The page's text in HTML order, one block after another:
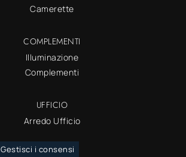
Camerette
COMPLEMENTI
Illuminazione
Complementi
UFFICIO
Arredo Ufficio
OUTDOOR
Gestisci i consensi